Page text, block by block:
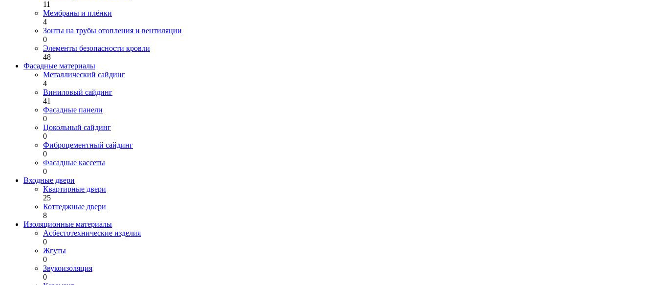
11
Мембраны и плёнки
4
Зонты на трубы отопления и вентиляции
0
Элементы безопасности кровли
48
Фасадные материалы
Металлический сайдинг
4
Виниловый сайдинг
41
Фасадные панели
0
Цокольный сайдинг
0
Фиброцементный сайдинг
0
Фасадные кассеты
0
Входные двери
Квартирные двери
25
Коттеджные двери
8
Изоляционные материалы
Асбестотехнические изделия
0
Жгуты
0
Звукоизоляция
0